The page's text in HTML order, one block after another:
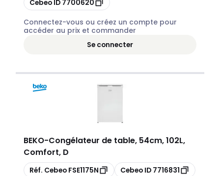
Cebeo ID 7700620
Connectez-vous ou créez un compte pour
accéder au prix et commander
Se connecter
BEKO-Congélateur de table, 54cm, 102L,
Comfort, D
Copier
Réf. Cebeo FSE1175N Copier
Cebeo ID 7716831